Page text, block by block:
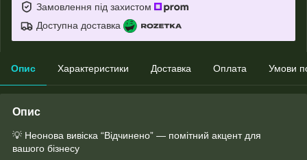
Замовлення під захистом
Доступна доставка
Опис Характеристики Доставка Оплата Умови
Опис
💡 Неонова вивіска “Відчинено” — помітний акцент для
вашого бізнесу